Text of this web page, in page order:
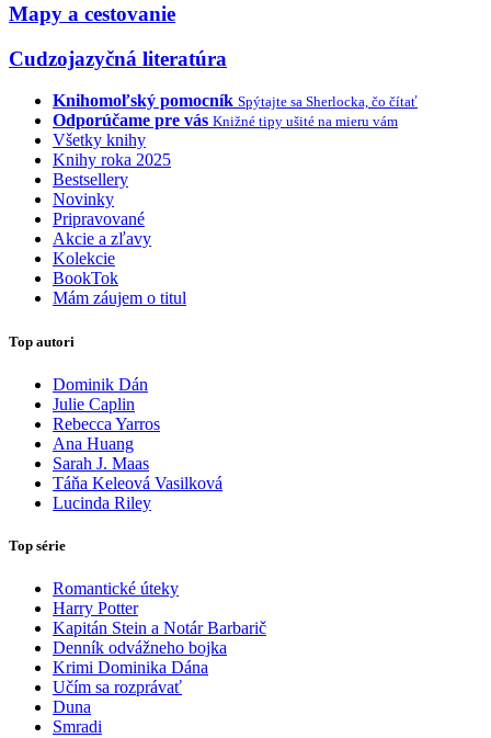
Mapy a cestovanie
Cudzojazyčná literatúra
Knihomoľský pomocník Spýtajte sa Sherlocka, čo čítať
Odporúčame pre vás Knižné tipy ušité na mieru vám
Všetky knihy
Knihy roka 2025
Bestsellery
Novinky
Pripravované
Akcie a zľavy
Kolekcie
BookTok
Mám záujem o titul
Top autori
Dominik Dán
Julie Caplin
Rebecca Yarros
Ana Huang
Sarah J. Maas
Táňa Keleová Vasilková
Lucinda Riley
Top série
Romantické úteky
Harry Potter
Kapitán Stein a Notár Barbarič
Denník odvážneho bojka
Krimi Dominika Dána
Učím sa rozprávať
Duna
Smradi